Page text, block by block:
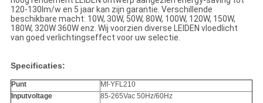
120-130lm/w en 5 jaar kan zijn garantie. Verschillende
beschikbare macht: 10W, 30W, 50W, 80W, 100W, 120W, 150W,
180W, 320W 360W enz. Wij voorzien diverse LEIDEN vloedlicht
van goed verlichtingseffect voor uw selectie.
Specificaties:
Punt
Mf-YFL210
Inputvoltage
85-265Vac 50Hz/60Hz